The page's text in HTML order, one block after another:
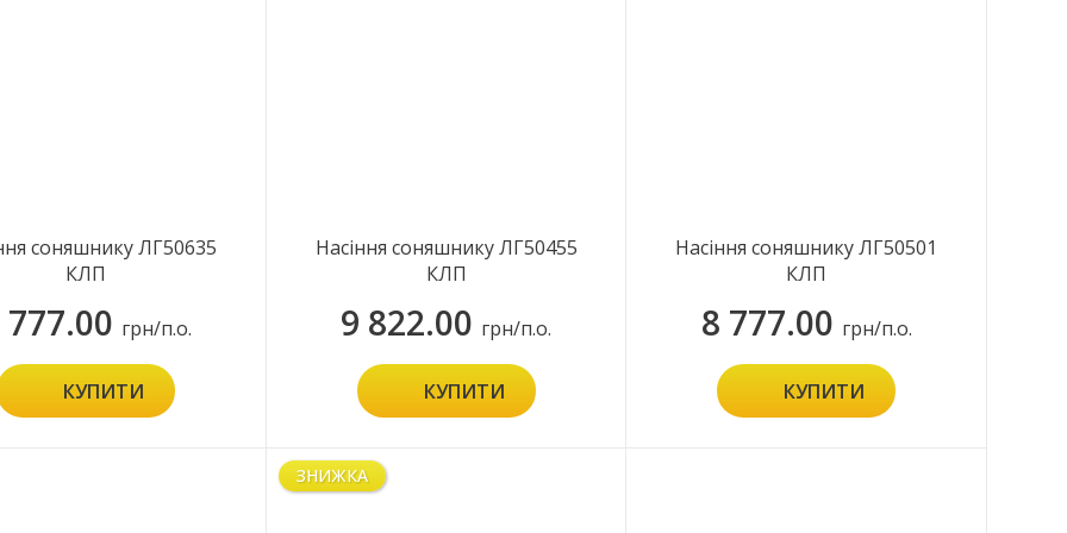
соняшнику ЛГ50635
КЛП
777.00 грн/п.о.
КУПИТИ
Насіння соняшнику ЛГ50455
КЛП
9 822.00 грн/п.о.
КУПИТИ
Насіння соняшнику ЛГ50501
КЛП
8 777.00 грн/п.о.
КУПИТИ
ЗНИЖКА